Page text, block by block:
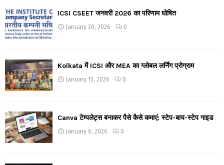
ICSI CSEET जनवरी 2026 का परिणाम घोषित
January 20, 2026 0
Kolkata में ICSI और MEA का ग्लोबल लर्निंग प्रोग्राम
January 15, 2026 0
Canva टेम्पलेट्स बनाकर पैसे कैसे कमाएं: स्टेप-बाय-स्टेप गाइड
January 6, 2026 0